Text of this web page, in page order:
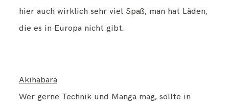
hier auch wirklich sehr viel Spaß, man hat Läden,
die es in Europa nicht gibt.
Akihabara
Wer gerne Technik und Manga mag, sollte in